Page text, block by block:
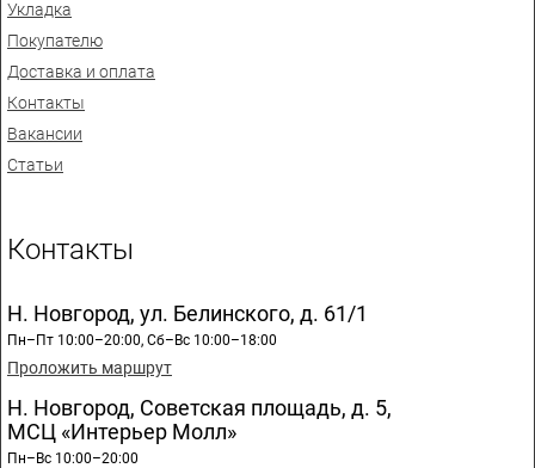
Укладка
Покупателю
Доставка и оплата
Контакты
Вакансии
Статьи
Контакты
Н. Новгород, ул. Белинского, д. 61/1
Пн–Пт 10:00–20:00, Сб–Вс 10:00–18:00
Проложить маршрут
Н. Новгород, Советская площадь, д. 5,
МСЦ «Интерьер Молл»
Пн–Вс 10:00–20:00